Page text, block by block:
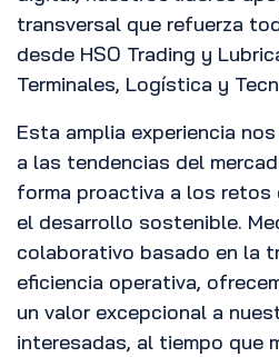
transversal que refuerza
desde HSO Trading y
Terminales, Logística y
Esta amplia experiencia
a las tendencias del
forma proactiva a los
el desarrollo sostenible.
colaborativo basado en la
eficiencia operativa,
un valor excepcional a
interesadas, al tiempo que